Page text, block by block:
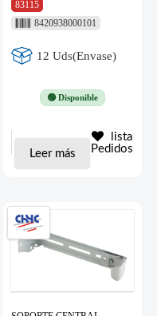
83115
8420938000101
12 Uds(Envase)
🟢 Disponible
Leer más
lista
Pedidos